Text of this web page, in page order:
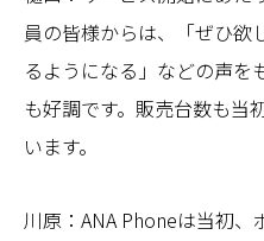
員の皆様からは、「ぜひ欲
るようになる」などの声を
も好調です。販売台数も当
います。
川原：ANA Phoneは当初